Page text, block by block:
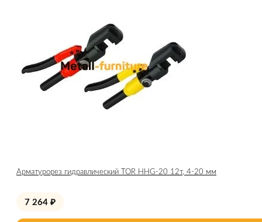
Арматурорез гидравлический TOR HHG-20 12т, 4-20 мм
7 264 ₽